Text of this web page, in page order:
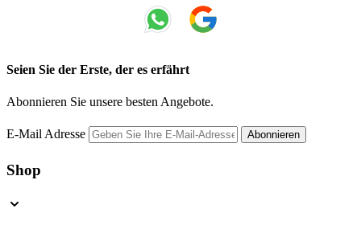
Seien Sie der Erste, der es erfährt
Abonnieren Sie unsere besten Angebote.
E-Mail Adresse Abonnieren
Shop